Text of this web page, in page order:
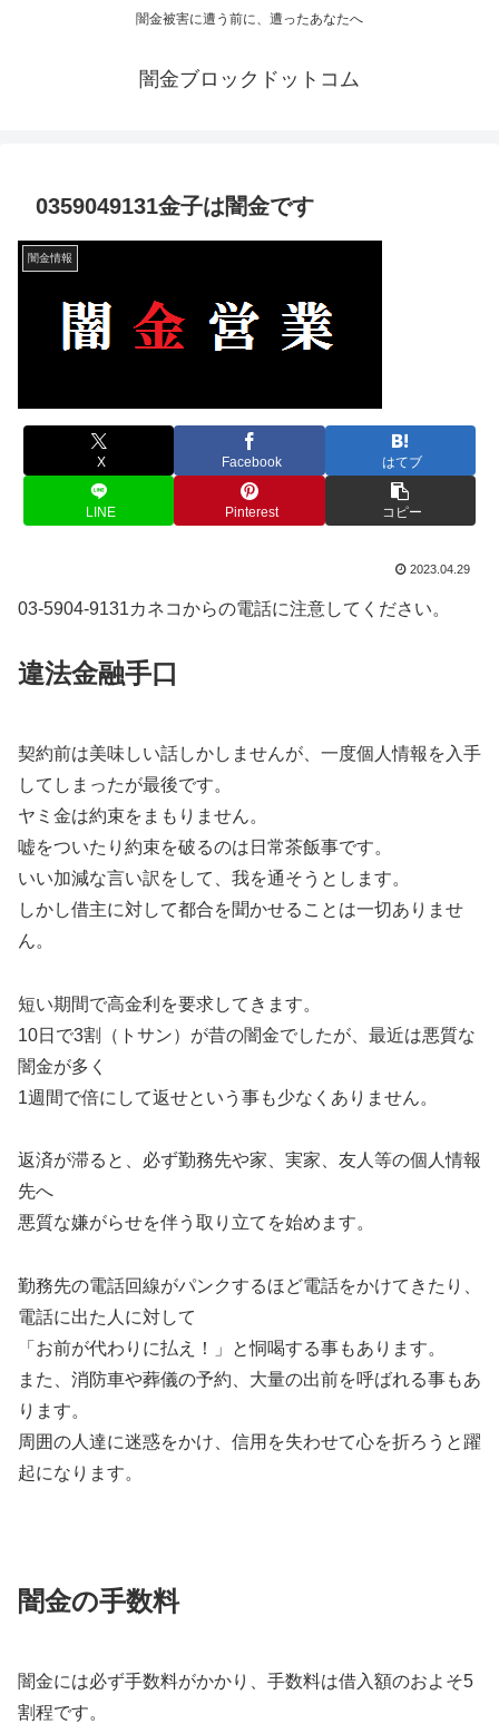
闇金被害に遭う前に、遭ったあなたへ
闇金ブロックドットコム
0359049131金子は闇金です
闇金情報
X Facebook はてブ
LINE Pinterest コピー
2023.04.29
03-5904-9131カネコからの電話に注意してください。
違法金融手口
契約前は美味しい話しかしませんが、一度個人情報を入手
してしまったが最後です。
ヤミ金は約束をまもりません。
嘘をついたり約束を破るのは日常茶飯事です。
いい加減な言い訳をして、我を通そうとします。
しかし借主に対して都合を聞かせることは一切ありませ
ん。
短い期間で高金利を要求してきます。
10日で3割（トサン）が昔の闇金でしたが、最近は悪質な
闇金が多く
1週間で倍にして返せという事も少なくありません。
返済が滞ると、必ず勤務先や家、実家、友人等の個人情報
先へ
悪質な嫌がらせを伴う取り立てを始めます。
勤務先の電話回線がパンクするほど電話をかけてきたり、
電話に出た人に対して
「お前が代わりに払え！」と恫喝する事もあります。
また、消防車や葬儀の予約、大量の出前を呼ばれる事もあ
ります。
周囲の人達に迷惑をかけ、信用を失わせて心を折ろうと躍
起になります。
闇金の手数料
闇金には必ず手数料がかかり、手数料は借入額のおよそ5
割程です。